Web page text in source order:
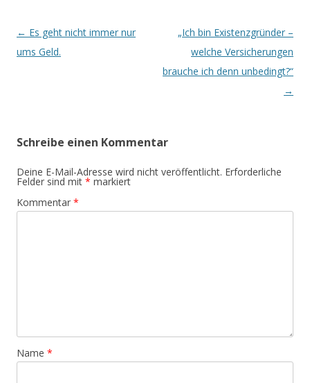
Post navigation
← Es geht nicht immer nur
ums Geld.
„Ich bin Existenzgründer –
welche Versicherungen
brauche ich denn unbedingt?“
→
Schreibe einen Kommentar
Deine E-Mail-Adresse wird nicht veröffentlicht. Erforderliche
Felder sind mit * markiert
Kommentar *
Name *